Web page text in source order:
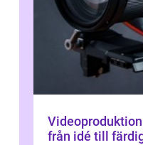
från idé till